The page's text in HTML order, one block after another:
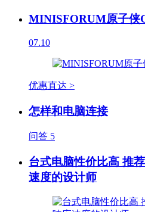
MINISFORUM原子侠
07.10
优惠直达 >
怎样和电脑连接
问答 5
台式电脑性价比高 推
速度的设计师